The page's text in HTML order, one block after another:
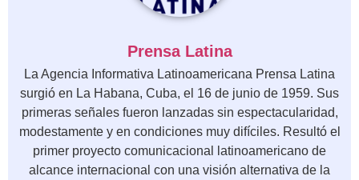
Prensa Latina
La Agencia Informativa Latinoamericana Prensa Latina
surgió en La Habana, Cuba, el 16 de junio de 1959. Sus
primeras señales fueron lanzadas sin espectacularidad,
modestamente y en condiciones muy difíciles. Resultó el
primer proyecto comunicacional latinoamericano de
alcance internacional con una visión alternativa de la